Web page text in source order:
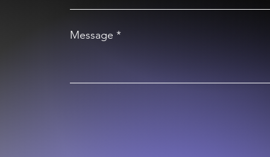
Message